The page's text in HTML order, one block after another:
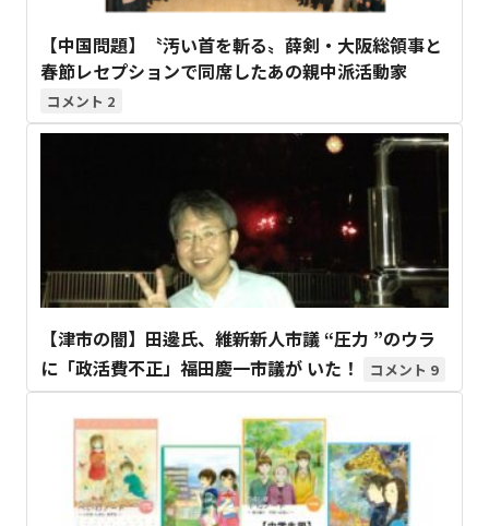
【中国問題】〝汚い首を斬る〟薛剣・大阪総領事と
春節レセプションで同席したあの親中派活動家
2
【津市の闇】田邊氏、維新新人市議 “圧力 ”のウラ
に「政活費不正」福田慶一市議が いた！
9